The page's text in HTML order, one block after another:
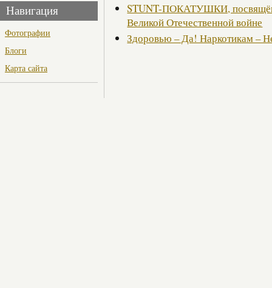
Навигация
Фотографии
Блоги
Карта сайта
STUNT-ПОКАТУШКИ,
Великой Отечественной войне
Здоровью – Да! Наркотикам –